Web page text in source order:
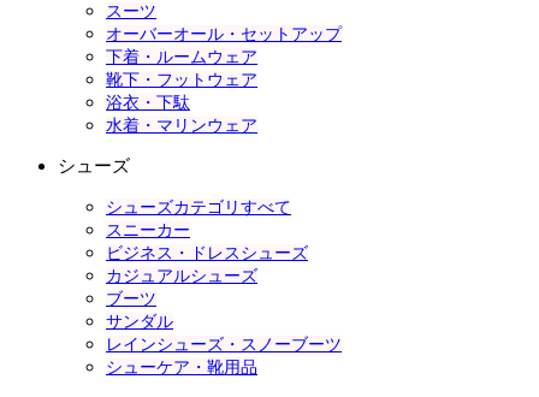
スーツ
オーバーオール・セットアップ
下着・ルームウェア
靴下・フットウェア
浴衣・下駄
水着・マリンウェア
シューズ
シューズカテゴリすべて
スニーカー
ビジネス・ドレスシューズ
カジュアルシューズ
ブーツ
サンダル
レインシューズ・スノーブーツ
シューケア・靴用品